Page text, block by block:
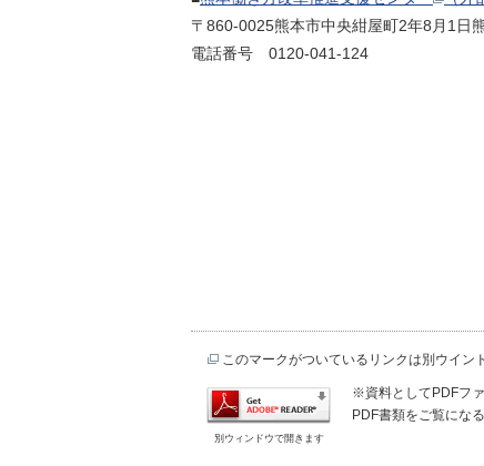
〒860-0025熊本市中央紺屋町2年8月1日
電話番号 0120-041-124
このマークがついているリンクは別ウイン
別ウィンドウで開きます
※資料としてPDFフ
PDF書類をご覧にな